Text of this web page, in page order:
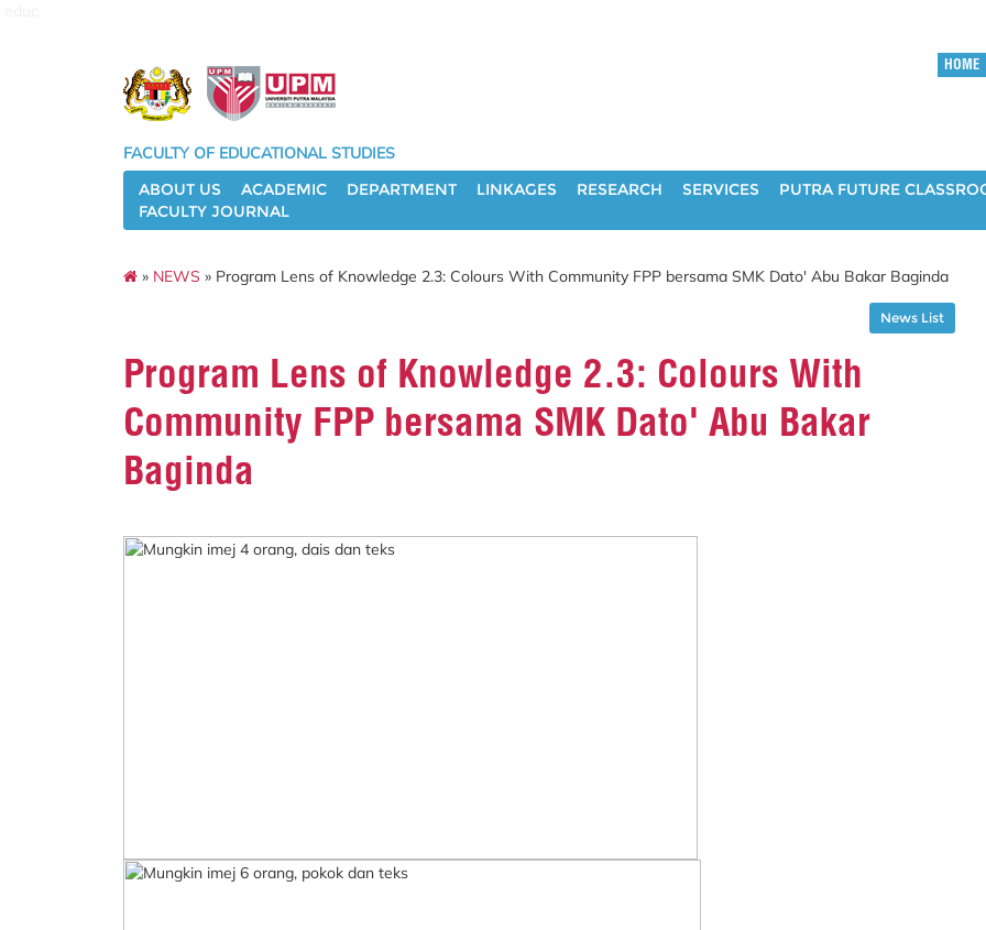
HOME
FACULTY OF EDUCATIONAL STUDIES
ABOUT US
ACADEMIC DEPARTMENT LINKAGES RESEARCH SERVICES PUTRA FUTURE
FACULTY JOURNAL
» NEWS » Program Lens of Knowledge 2.3: Colours With Community FPP bersama SMK Dato' Abu Bakar Baginda
News List
Program Lens of Knowledge 2.3: Colours With
Community FPP bersama SMK Dato' Abu Bakar
Baginda